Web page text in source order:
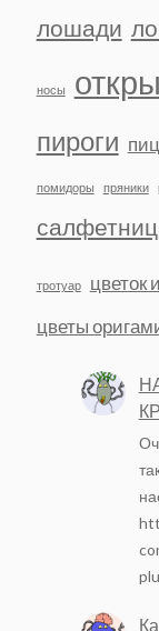
лошади
носы
пироги
помидоры пряники
тротуар цветок
цветы